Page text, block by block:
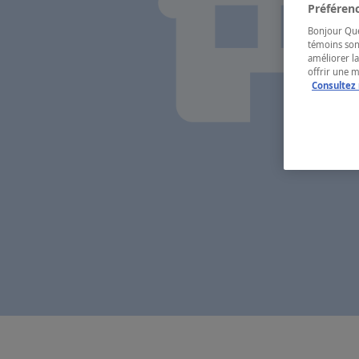
Bonjour
témoins
améliorer
offrir une